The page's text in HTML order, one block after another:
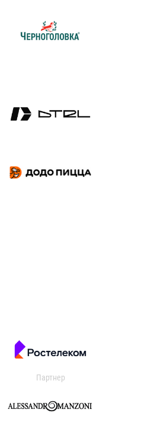
Партнер